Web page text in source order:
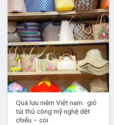
Quà lưu niệm Việt nam : giỏ
túi thủ công mỹ nghệ dệt
chiếu – cói